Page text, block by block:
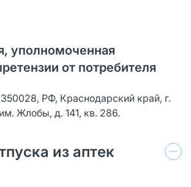
уполномоченная
от потребителя
РФ, Краснодарский край, г.
Жлобы, д. 141, кв. 286.
из аптек